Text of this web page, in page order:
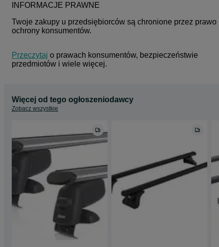
INFORMACJE PRAWNE
Twoje zakupy u przedsiębiorców są chronione przez prawo
ochrony konsumentów.
Przeczytaj o prawach konsumentów, bezpieczeństwie
przedmiotów i wiele więcej.
Więcej od tego ogłoszeniodawcy
Zobacz wszystkie